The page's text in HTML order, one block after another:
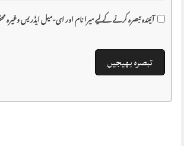
آئیندہ تبصرہ کرنے کے لیے میرا نام اور ای-میل ایڈریس وغیرہ